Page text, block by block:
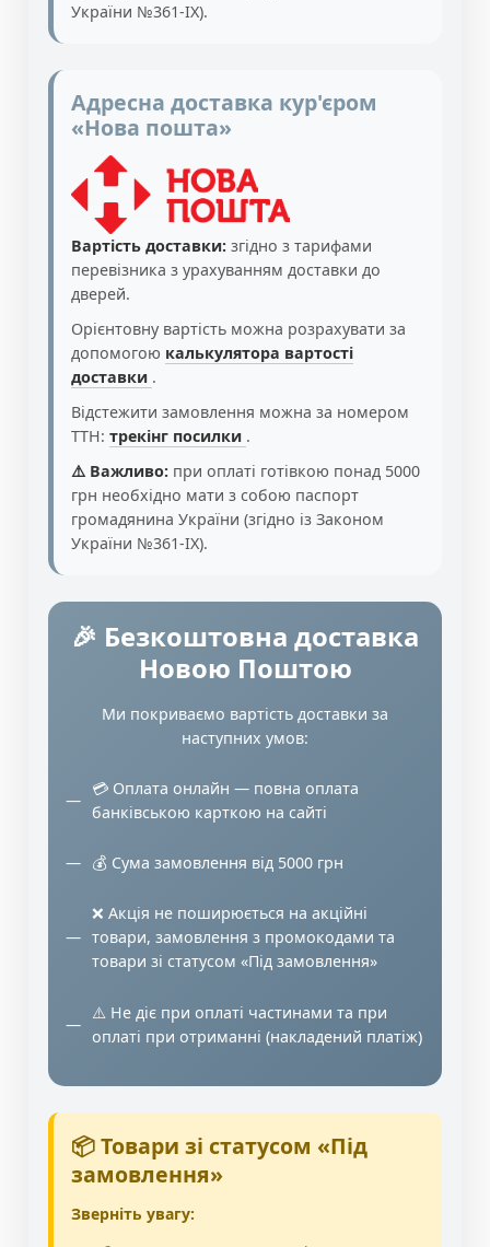
України №361-IX).
Адресна доставка кур'єром
«Нова пошта»
Вартість доставки: згідно з тарифами
перевізника з урахуванням доставки до
дверей.
Орієнтовну вартість можна розрахувати за
допомогою калькулятора вартості
доставки .
Відстежити замовлення можна за номером
ТТН: трекінг посилки .
⚠️ Важливо: при оплаті готівкою понад 5000
грн необхідно мати з собою паспорт
громадянина України (згідно із Законом
України №361-IX).
🎉 Безкоштовна доставка
Новою Поштою
Ми покриваємо вартість доставки за
наступних умов:
💳 Оплата онлайн — повна оплата
банківською карткою на сайті
💰 Сума замовлення від 5000 грн
❌ Акція не поширюється на акційні
товари, замовлення з промокодами та
товари зі статусом «Під замовлення»
⚠️ Не діє при оплаті частинами та при
оплаті при отриманні (накладений платіж)
📦 Товари зі статусом «Під
замовлення»
Зверніть увагу: